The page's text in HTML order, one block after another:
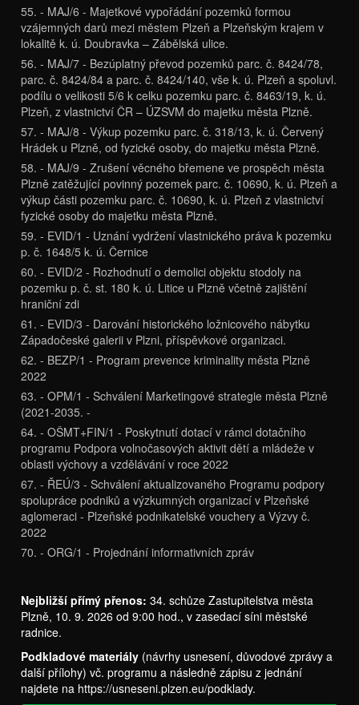
55. - MAJ/6 - Majetkové vypořádání pozemků formou
vzájemných darů mezi městem Plzeň a Plzeňským krajem v
lokalitě k. ú. Doubravka – Zábělská ulice.
56. - MAJ/7 - Bezúplatný převod pozemků parc. č. 8424/78,
parc. č. 8424/84 a parc. č. 8424/140, vše k. ú. Plzeň a spoluvl.
podílu o velikosti 5/6 k celku pozemku parc. č. 8463/19, k. ú.
Plzeň, z vlastnictví ČR – ÚZSVM do majetku města Plzně.
57. - MAJ/8 - Výkup pozemku parc. č. 318/13, k. ú. Červený
Hrádek u Plzně, od fyzické osoby, do majetku města Plzně.
58. - MAJ/9 - Zrušení věcného břemene ve prospěch města
Plzně zatěžující povinný pozemek parc. č. 10690, k. ú. Plzeň a
výkup části pozemku parc. č. 10690, k. ú. Plzeň z vlastnictví
fyzické osoby do majetku města Plzně.
59. - EVID/1 - Uznání vydržení vlastnického práva k pozemku
p. č. 1648/5 k. ú. Černice
60. - EVID/2 - Rozhodnutí o demolici objektu stodoly na
pozemku p. č. st. 180 k. ú. Litice u Plzně včetně zajištění
hraniční zdi
61. - EVID/3 - Darování historického ložnicového nábytku
Západočeské galerii v Plzni, příspěvkové organizaci.
62. - BEZP/1 - Program prevence kriminality města Plzně
2022
63. - OPM/1 - Schválení Marketingové strategie města Plzně
(2021-2035. -
64. - OŠMT+FIN/1 - Poskytnutí dotací v rámci dotačního
programu Podpora volnočasových aktivit dětí a mládeže v
oblasti výchovy a vzdělávání v roce 2022
67. - ŘEÚ/3 - Schválení aktualizovaného Programu podpory
spolupráce podniků a výzkumných organizací v Plzeňské
aglomeraci - Plzeňské podnikatelské vouchery a Výzvy č.
2022
70. - ORG/1 - Projednání informativních zpráv
Nejbližší přímý přenos: 34. schůze Zastupitelstva města
Plzně, 10. 9. 2026 od 9:00 hod., v zasedací síni městské
radnice.
Podkladové materiály (návrhy usnesení, důvodové zprávy a
další přílohy) vč. programu a následně zápisu z jednání
najdete na https://usneseni.plzen.eu/podklady.